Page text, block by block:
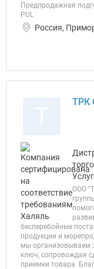
Предпродажная
PUL
Россия,
ТРК
ООО
бесперебойные
продукции и
мы организовываем
ключ, сопровождая
приемки товара.